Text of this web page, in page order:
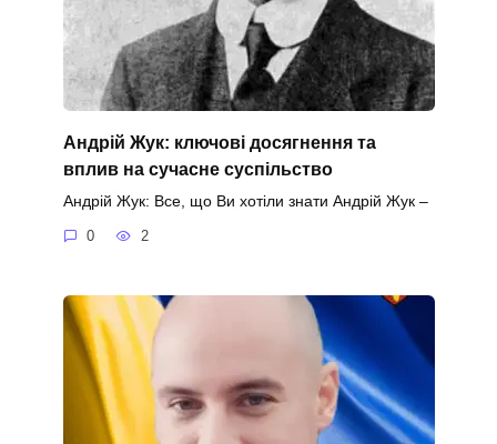
Андрій Жук: ключові досягнення та
вплив на сучасне суспільство
Андрій Жук: Все, що Ви хотіли знати Андрій Жук –
0 2